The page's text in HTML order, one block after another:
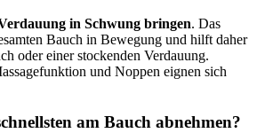
in Schwung bringen. Das
Bauch in Bewegung und hilft daher
oder einer stockenden Verdauung.
und Noppen eignen sich
am Bauch abnehmen?